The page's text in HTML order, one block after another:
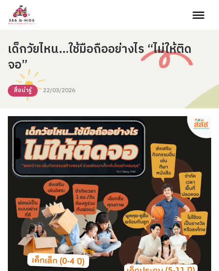
Skip to content
เด็กวัยไหน…ใช้มือถืออย่างไร “ไม่ให้ติด
จอ”
สื่อน่ารู้ 22/03/2026